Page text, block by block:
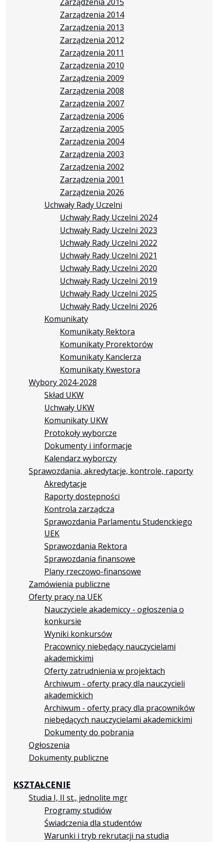
Zarządzenia 2014
Zarządzenia 2013
Zarządzenia 2012
Zarządzenia 2011
Zarządzenia 2010
Zarządzenia 2009
Zarządzenia 2008
Zarządzenia 2007
Zarządzenia 2006
Zarządzenia 2005
Zarządzenia 2004
Zarządzenia 2003
Zarządzenia 2002
Zarządzenia 2001
Zarządzenia 2026
Uchwały Rady Uczelni
Uchwały Rady Uczelni 2024
Uchwały Rady Uczelni 2023
Uchwały Rady Uczelni 2022
Uchwały Rady Uczelni 2021
Uchwały Rady Uczelni 2020
Uchwały Rady Uczelni 2019
Uchwały Rady Uczelni 2025
Uchwały Rady Uczelni 2026
Komunikaty
Komunikaty Rektora
Komunikaty Prorektorów
Komunikaty Kanclerza
Komunikaty Kwestora
Wybory 2024-2028
Skład UKW
Uchwały UKW
Komunikaty UKW
Protokoły wyborcze
Dokumenty i informacje
Kalendarz wyborczy
Sprawozdania, akredytacje, kontrole, raporty
Akredytacje
Raporty dostępności
Kontrola zarządcza
Sprawozdania Parlamentu Studenckiego
UEK
Sprawozdania Rektora
Sprawozdania finansowe
Plany rzeczowo-finansowe
Zamówienia publiczne
Oferty pracy na UEK
Nauczyciele akademiccy - ogłoszenia o
konkursie
Wyniki konkursów
Pracownicy niebędący nauczycielami
akademickimi
Oferty zatrudnienia w projektach
Archiwum - oferty pracy dla nauczycieli
akademickich
Archiwum - oferty pracy dla pracowników
niebędących nauczycielami akademickimi
Dokumenty do pobrania
Ogłoszenia
Dokumenty publiczne
KSZTAŁCENIE
Studia I, II st., jednolite mgr
Programy studiów
Świadczenia dla studentów
Warunki i tryb rekrutacji na studia